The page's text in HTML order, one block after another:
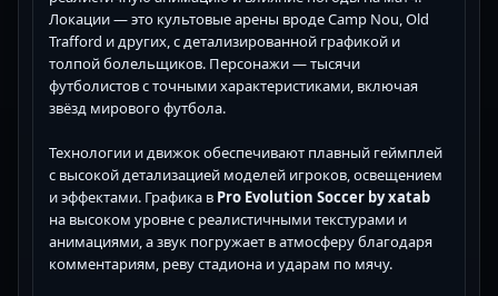
Локации — это культовые арены вроде Camp Nou, Old
Trafford и других, с детализированной графикой и
толпой болельщиков. Персонажи — тысячи
футболистов с точными характеристиками, включая
звёзд мирового футбола.
Технологии и движок обеспечивают плавный геймплей
с высокой детализацией моделей игроков, освещением
и эффектами. Графика в Pro Evolution Soccer by xatab
на высоком уровне с реалистичными текстурами и
анимациями, а звук погружает в атмосферу благодаря
комментариям, реву стадиона и ударам по мячу.